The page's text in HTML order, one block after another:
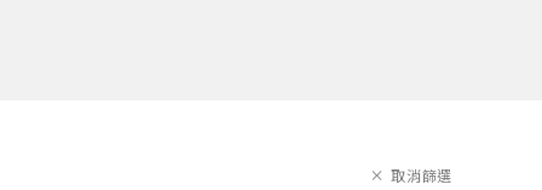
取消篩選